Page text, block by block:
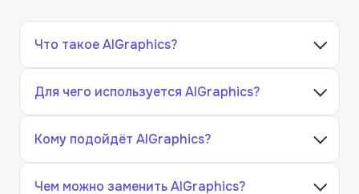
Что такое AIGraphics?
Для чего используется AIGraphics?
Кому подойдёт AIGraphics?
Чем можно заменить AIGraphics?